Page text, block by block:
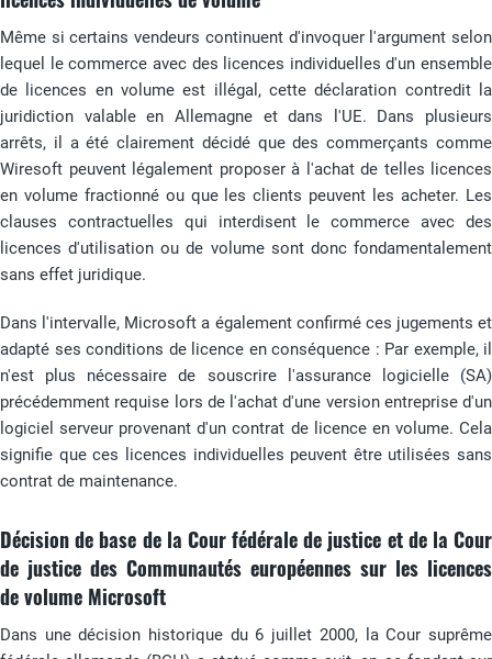
Même si certains vendeurs continuent d'invoquer l'argument selon
lequel le commerce avec des licences individuelles d'un ensemble
de licences en volume est illégal, cette déclaration contredit la
juridiction valable en Allemagne et dans l'UE. Dans plusieurs
arrêts, il a été clairement décidé que des commerçants comme
Wiresoft peuvent légalement proposer à l'achat de telles licences
en volume fractionné ou que les clients peuvent les acheter. Les
clauses contractuelles qui interdisent le commerce avec des
licences d'utilisation ou de volume sont donc fondamentalement
sans effet juridique.
Dans l'intervalle, Microsoft a également confirmé ces jugements et
adapté ses conditions de licence en conséquence : Par exemple, il
n'est plus nécessaire de souscrire l'assurance logicielle (SA)
précédemment requise lors de l'achat d'une version entreprise d'un
logiciel serveur provenant d'un contrat de licence en volume. Cela
signifie que ces licences individuelles peuvent être utilisées sans
contrat de maintenance.
Décision de base de la Cour fédérale de justice et de la Cour
de justice des Communautés européennes sur les licences
de volume Microsoft
Dans une décision historique du 6 juillet 2000, la Cour suprême